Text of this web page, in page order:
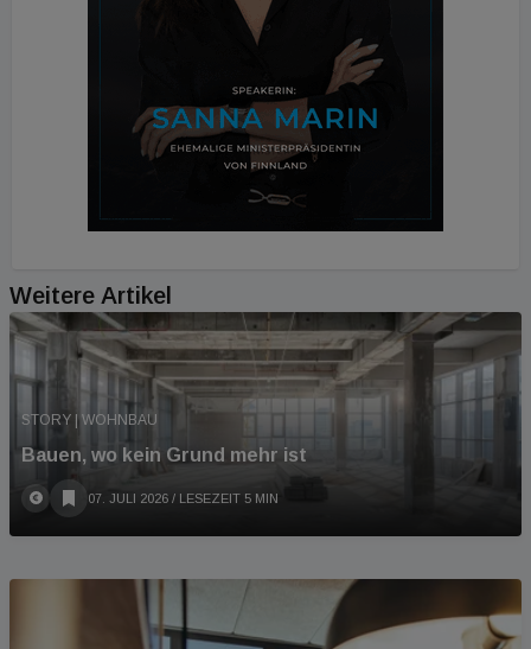
Weitere Artikel
STORY | WOHNBAU
Bauen, wo kein Grund mehr ist
07. JULI 2026 / LESEZEIT 5 MIN